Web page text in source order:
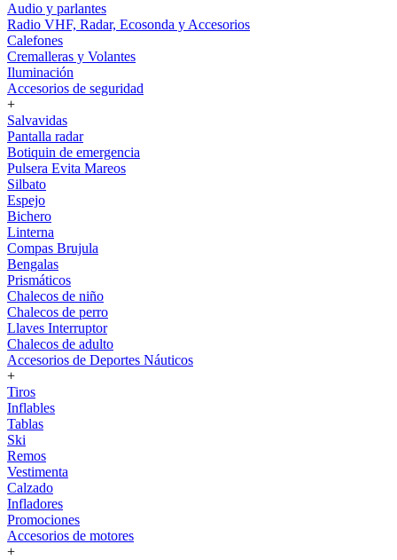
Audio y parlantes
Radio VHF, Radar, Ecosonda y Accesorios
Calefones
Cremalleras y Volantes
Iluminación
Accesorios de seguridad
+
Salvavidas
Pantalla radar
Botiquin de emergencia
Pulsera Evita Mareos
Silbato
Espejo
Bichero
Linterna
Compas Brujula
Bengalas
Prismáticos
Chalecos de niño
Chalecos de perro
Llaves Interruptor
Chalecos de adulto
Accesorios de Deportes Náuticos
+
Tiros
Inflables
Tablas
Ski
Remos
Vestimenta
Calzado
Infladores
Promociones
Accesorios de motores
+